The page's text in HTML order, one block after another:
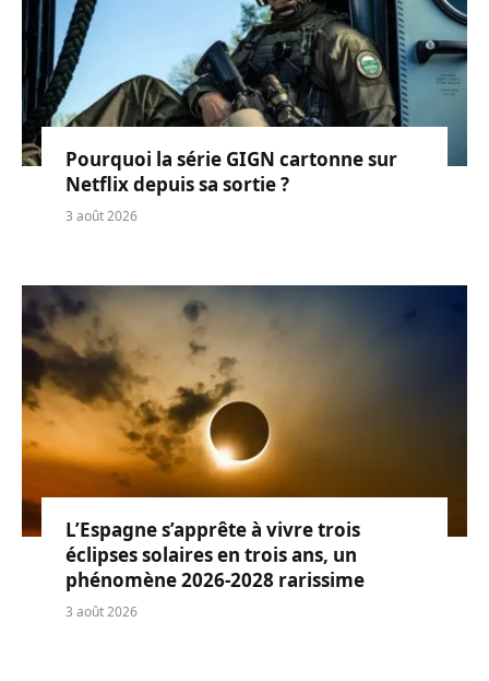
Pourquoi la série GIGN cartonne sur
Netflix depuis sa sortie ?
3 août 2026
L’Espagne s’apprête à vivre trois
éclipses solaires en trois ans, un
phénomène 2026-2028 rarissime
3 août 2026